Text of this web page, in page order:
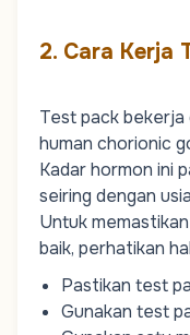
2. Cara Kerja
Test pack
human chorionic
Kadar hormon ini
seiring dengan
Untuk
baik, perhatikan
Pastikan test
Gunakan test